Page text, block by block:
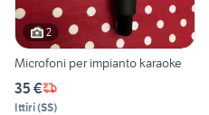
2
Microfoni per impianto karaoke
35 €
Ittiri(SS)